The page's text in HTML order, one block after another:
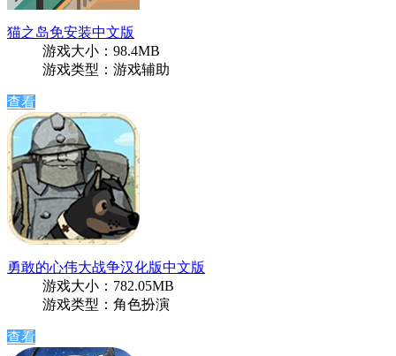
猫之岛免安装中文版
游戏大小：98.4MB
游戏类型：游戏辅助
查看
勇敢的心伟大战争汉化版中文版
游戏大小：782.05MB
游戏类型：角色扮演
查看